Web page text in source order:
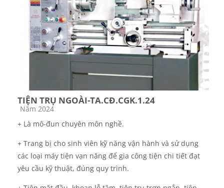
TIỆN TRỤ NGOÀI-TA.CĐ.CGK.1.24
Các loại khóa học
Năm 2024
+ Là mô-đun chuyên môn nghề.
+ Trang bị cho sinh viên kỹ năng vận hành và sử dụng
các loại máy tiện vạn năng để gia công tiện chi tiết đạt
yêu cầu kỹ thuật, đúng quy trình.